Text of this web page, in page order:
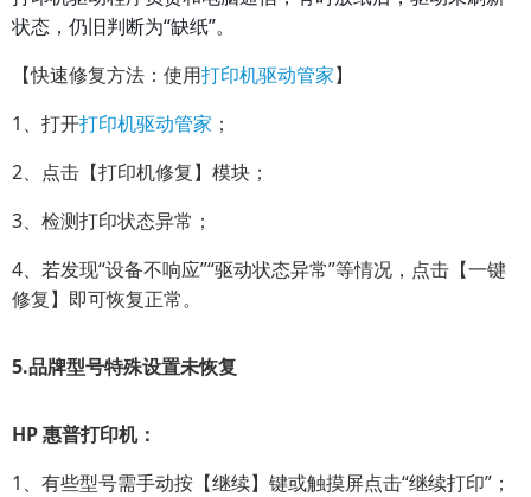
状态，仍旧判断为“缺纸”。
【快速修复方法：使用打印机驱动管家】
1、打开打印机驱动管家 ；
2、点击【打印机修复】模块；
3、检测打印状态异常；
4、若发现“设备不响应”“驱动状态异常”等情况，点击【一键
修复】即可恢复正常。
5.品牌型号特殊设置未恢复
HP 惠普打印机：
1、有些型号需手动按【继续】键或触摸屏点击“继续打印”；